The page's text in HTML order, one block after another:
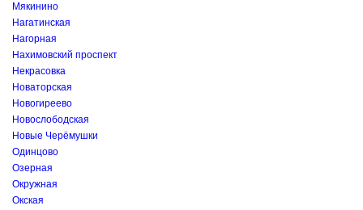
Мякинино
Нагатинская
Нагорная
Нахимовский проспект
Некрасовка
Новаторская
Новогиреево
Новослободская
Новые Черёмушки
Одинцово
Озерная
Окружная
Окская